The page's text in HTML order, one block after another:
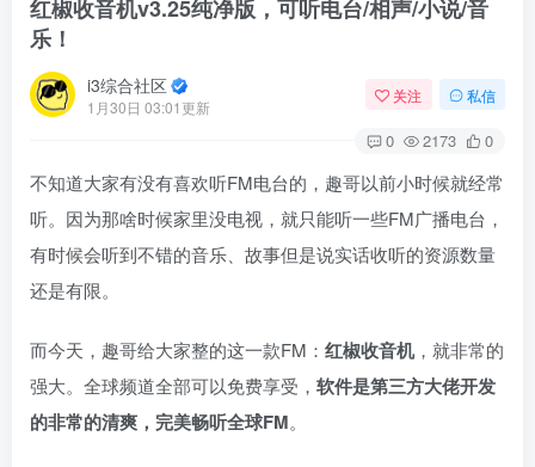
红椒收音机v3.25纯净版，可听电台/相声/小说/音
乐！
i3综合社区
1月30日 03:01更新
关注 私信
0 2173 0
不知道大家有没有喜欢听FM电台的，趣哥以前小时候就经常
听。因为那啥时候家里没电视，就只能听一些FM广播电台，
有时候会听到不错的音乐、故事但是说实话收听的资源数量
还是有限。
而今天，趣哥给大家整的这一款FM： 红椒收音机，就非常的
强大。全球频道全部可以免费享受， 软件是第三方大佬开发
的非常的清爽，完美畅听全球FM。